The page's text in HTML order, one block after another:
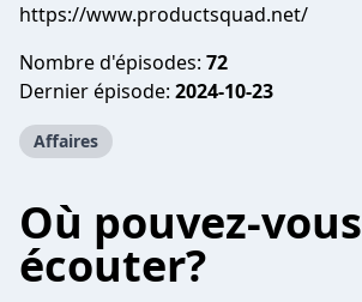
https://www.productsquad.net/
Nombre d'épisodes: 72
Dernier épisode: 2024-10-23
Affaires
Où pouvez-vous
écouter?